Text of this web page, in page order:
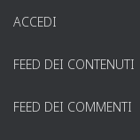
ACCEDI
FEED DEI CONTENUTI
FEED DEI COMMENTI